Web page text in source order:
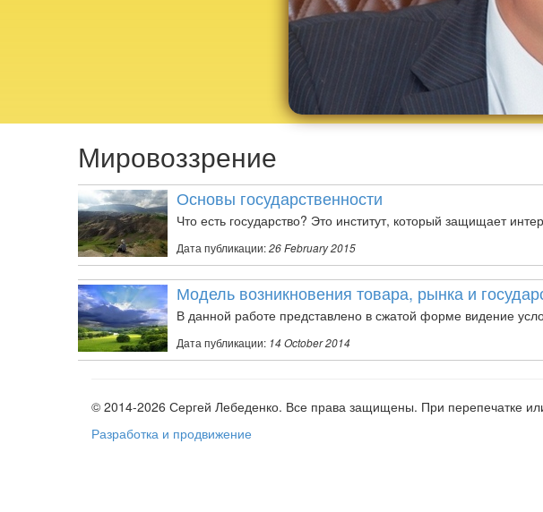
Мировоззрение
Основы государственности
Что есть государство? Это институт, который защищает
Дата публикации:26 February 2015
Модель возникновения товара, рынка и
В данной работе представлено в сжатой форме видение
Дата публикации: 14 October 2014
© 2014-2026 Сергей Лебеденко. Все права защищены. При перепечатке
Разработка и продвижение